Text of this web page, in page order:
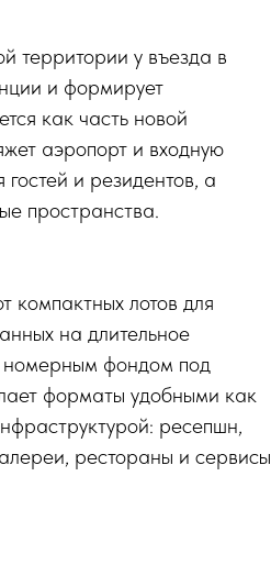
территории у въезда в
и формирует
как часть новой
аэропорт и входную
и резидентов, а
пространства.
лотов для
на длительное
номерным фондом под
форматы удобными как
ресепшн,
рестораны и сервисы